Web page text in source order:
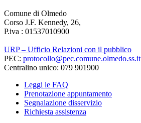
Comune di Olmedo
Corso J.F. Kennedy, 26,
P.iva : 01537010900
URP – Ufficio Relazioni con il pubblico
PEC: protocollo@pec.comune.olmedo.ss.it
Centralino unico: 079 901900
Leggi le FAQ
Prenotazione appuntamento
Segnalazione disservizio
Richiesta assistenza